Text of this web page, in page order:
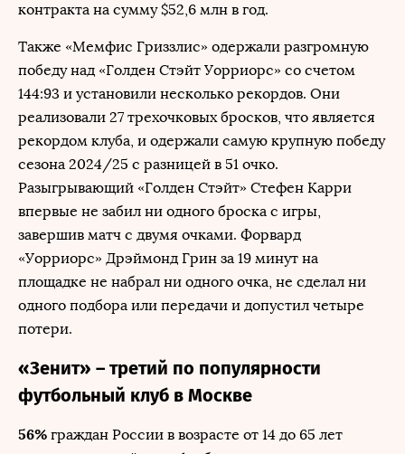
контракта на сумму $52,6 млн в год.
Также «Мемфис Гриззлис» одержали разгромную
победу над «Голден Стэйт Уорриорс» со счетом
144:93 и установили несколько рекордов. Они
реализовали 27 трехочковых бросков, что является
рекордом клуба, и одержали самую крупную победу
сезона 2024/25 с разницей в 51 очко.
Разыгрывающий «Голден Стэйт» Стефен Карри
впервые не забил ни одного броска с игры,
завершив матч с двумя очками. Форвард
«Уорриорс» Дрэймонд Грин за 19 минут на
площадке не набрал ни одного очка, не сделал ни
одного подбора или передачи и допустил четыре
потери.
«Зенит» – третий по популярности
футбольный клуб в Москве
56% граждан России в возрасте от 14 до 65 лет